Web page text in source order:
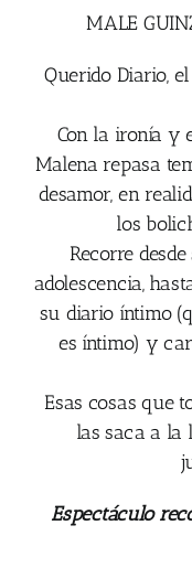
MALE
Querido Diario,
Con la ironía y
Malena repasa
desamor, en
los
Recorre
adolescencia,
su diario íntimo
es íntimo) y
Esas cosas que
las saca a
Espectáculo